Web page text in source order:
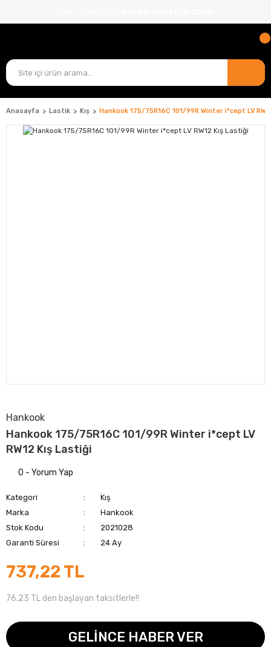
Anasayfa Lastik Kış Hankook 175/75R16C 101/99R Winter i*cept LV
Hankook
Hankook 175/75R16C 101/99R Winter i*cept LV
RW12 Kış Lastiği
0 - Yorum Yap
Kategori
Kış
Marka
Hankook
Stok Kodu
2021028
Garanti Süresi
24 Ay
737,22 TL
76,23 TL den başlayan taksitlerle!!
GELİNCE HABER VER